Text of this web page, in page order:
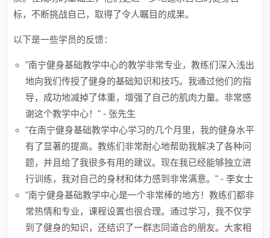
标，不断挑战自己，取得了令人瞩目的成果。
以下是一些学员的反馈：
"南宁健身基础教学中心的教学非常专业，教练们深入浅出
地向我们传授了健身的基础知识和技巧。我通过他们的指
导，成功地减掉了体重，增强了自己的肌肉力量。非常感
谢这个教学中心！" - 张先生
"在南宁健身基础教学中心学习的几个月里，我的健身水平
有了显著的提高。教练们非常耐心地帮助我解决了各种问
题，并且给了我很多有用的建议。现在我已经能够独立进
行训练，我对自己的身材和体力感到非常满意。" - 李女士
"南宁健身基础教学中心是一个非常棒的地方！教练们都非
常热情和专业，课程设置也很合理。通过学习，我不仅学
到了健身的知识，还结识了一群志同道合的朋友。大家相